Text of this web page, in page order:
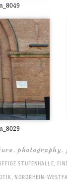
,photography,
STUFENHALLE,
, NORDRHEIN-